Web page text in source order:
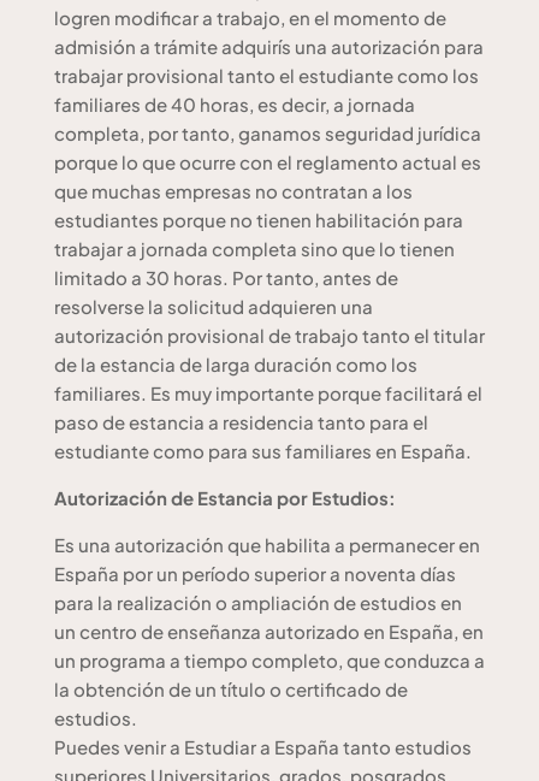
logren modificar a trabajo, en el momento de
admisión a trámite adquirís una autorización para
trabajar provisional tanto el estudiante como los
familiares de 40 horas, es decir, a jornada
completa, por tanto, ganamos seguridad jurídica
porque lo que ocurre con el reglamento actual es
que muchas empresas no contratan a los
estudiantes porque no tienen habilitación para
trabajar a jornada completa sino que lo tienen
limitado a 30 horas. Por tanto, antes de
resolverse la solicitud adquieren una
autorización provisional de trabajo tanto el titular
de la estancia de larga duración como los
familiares. Es muy importante porque facilitará el
paso de estancia a residencia tanto para el
estudiante como para sus familiares en España.
Autorización de Estancia por Estudios:
Es una autorización que habilita a permanecer en
España por un período superior a noventa días
para la realización o ampliación de estudios en
un centro de enseñanza autorizado en España, en
un programa a tiempo completo, que conduzca a
la obtención de un título o certificado de
estudios.
Puedes venir a Estudiar a España tanto estudios
superiores Universitarios, grados, posgrados,